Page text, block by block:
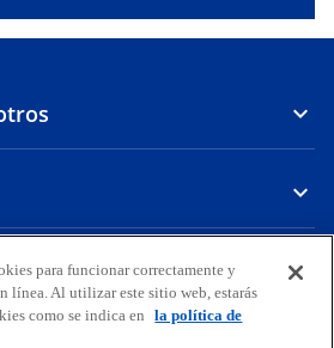
s
s
para funcionar correctamente y
línea. Al utilizar este sitio web, estarás
como se indica en
la política de